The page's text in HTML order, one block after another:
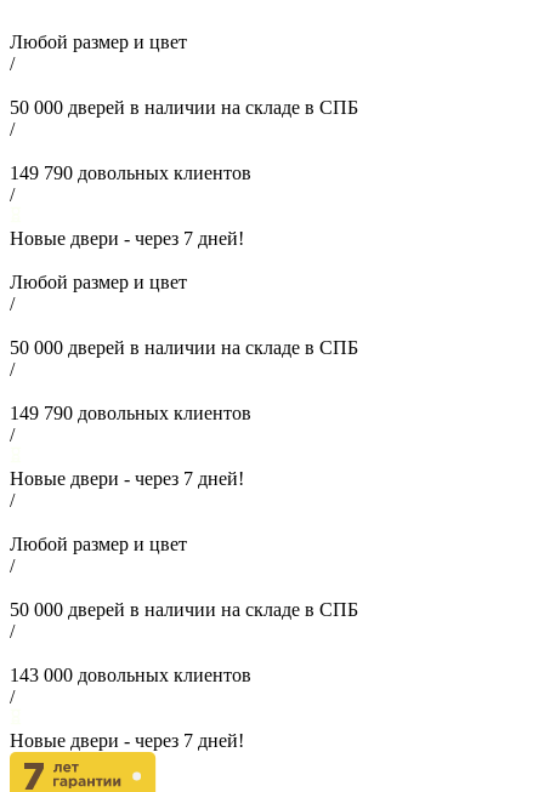
Любой размер и цвет
/
50 000 дверей в наличии на складе в СПБ
/
149 790 довольных клиентов
/
Новые двери - через 7 дней!
Любой размер и цвет
/
50 000 дверей в наличии на складе в СПБ
/
149 790 довольных клиентов
/
Новые двери - через 7 дней!
/
Любой размер и цвет
/
50 000 дверей в наличии на складе в СПБ
/
143 000 довольных клиентов
/
Новые двери - через 7 дней!